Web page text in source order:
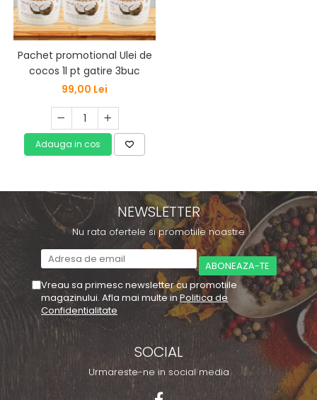
Pachet promotional Ulei de
cocos 1l pt gatire 3buc
99,00 Lei
Adauga in cos
NEWSLETTER
Nu rata ofertele si promotiile noastre
Vreau sa primesc newsletter cu promotiile
magazinului. Afla mai multe in Politica de
Confidentialitate
SOCIAL
Urmareste-ne in social media